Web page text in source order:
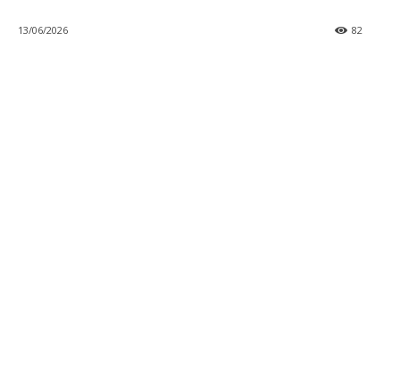
13/06/2026 82